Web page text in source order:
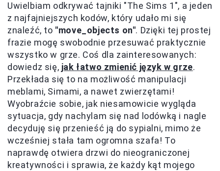
Uwielbiam odkrywać tajniki "The Sims 1", a jeden
z najfajniejszych kodów, który udało mi się
znaleźć, to "move_objects on". Dzięki tej prostej
frazie mogę swobodnie przesuwać praktycznie
wszystko w grze. Coś dla zainteresowanych:
dowiedz się, jak łatwo zmienić język w grze.
Przekłada się to na możliwość manipulacji
meblami, Simami, a nawet zwierzętami!
Wyobraźcie sobie, jak niesamowicie wygląda
sytuacja, gdy nachylam się nad lodówką i nagle
decyduję się przenieść ją do sypialni, mimo że
wcześniej stała tam ogromna szafa! To
naprawdę otwiera drzwi do nieograniczonej
kreatywności i sprawia, że każdy kąt mojego